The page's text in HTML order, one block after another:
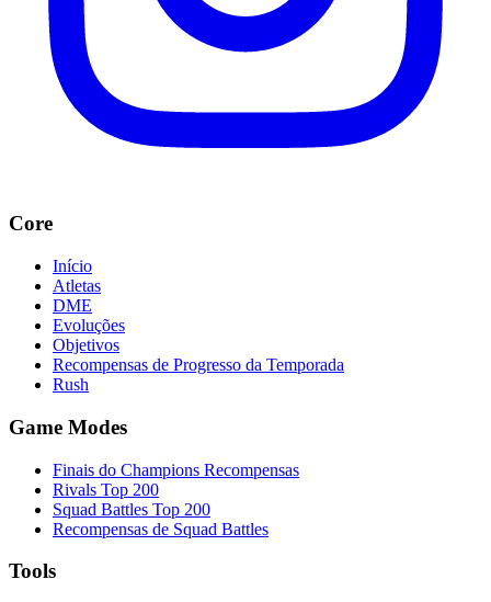
Core
Início
Atletas
DME
Evoluções
Objetivos
Recompensas de Progresso da Temporada
Rush
Game Modes
Finais do Champions Recompensas
Rivals Top 200
Squad Battles Top 200
Recompensas de Squad Battles
Tools